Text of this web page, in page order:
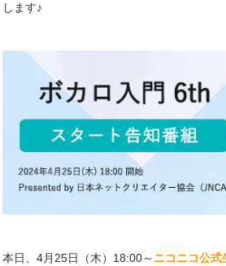
します♪
本日、4月25日（木）18:00～ ニコニコ公式